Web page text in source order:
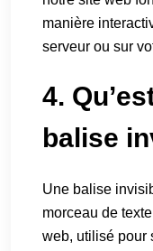
manière
serveur ou sur
4.
balise
Une balise
morceau de
web, utilisé pour